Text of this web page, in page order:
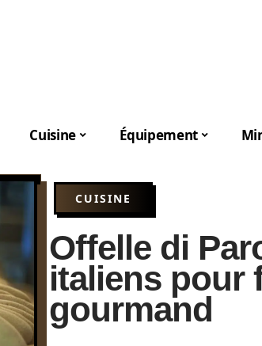
Cuisine Équipement
CUISINE
Offelle di
italiens pour
gourmand